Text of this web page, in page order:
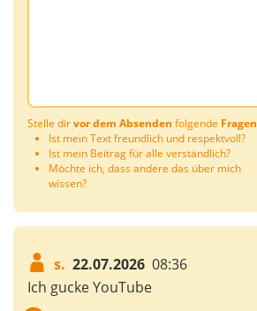
Stelle dirvor dem Absenden folgende Fragen
Ist mein Text freundlich und respektvoll?
Ist mein Beitrag für alle verständlich?
Möchte ich, dass andere das über mich
wissen?
s. 22.07.2026 08:36
Ich gucke YouTube